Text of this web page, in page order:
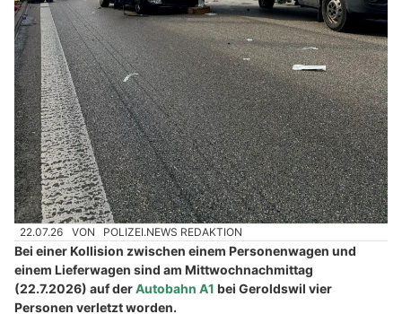
22.07.26 VON POLIZEI.NEWS REDAKTION
Bei einer Kollision zwischen einem Personenwagen und
einem Lieferwagen sind am Mittwochnachmittag
(22.7.2026) auf derAutobahn A1 bei Geroldswil vier
Personen verletzt worden.